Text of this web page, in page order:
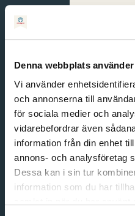
Denna webbplats
Vi använder
och annonserna till
för sociala medier och
vidarebefordrar även
information från din enhet
annons- och analysföretag
Dessa kan i sin tur
information som du har
Email address